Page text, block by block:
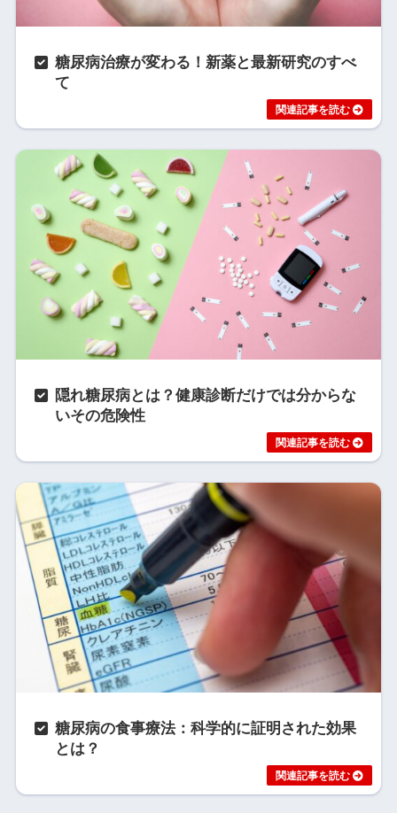
糖尿病治療が変わる！新薬と最新研究のすべ
て
隠れ糖尿病とは？健康診断だけでは分からな
いその危険性
糖尿病の食事療法：科学的に証明された効果
とは？